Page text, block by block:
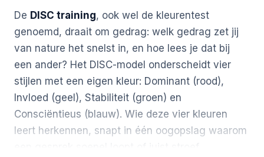
De DISC training, ook wel de kleurentest
genoemd, draait om gedrag: welk gedrag zet jij
van nature het snelst in, en hoe lees je dat bij
een ander? Het DISC-model onderscheidt vier
stijlen met een eigen kleur: Dominant (rood),
Invloed (geel), Stabiliteit (groen) en
Consciëntieus (blauw). Wie deze vier kleuren
leert herkennen, snapt in één oogopslag waarom